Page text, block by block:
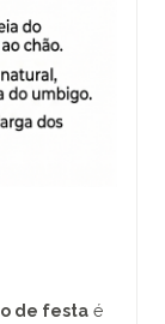
de festa é